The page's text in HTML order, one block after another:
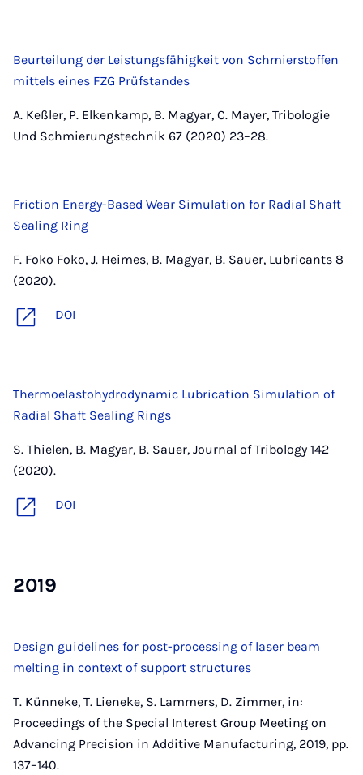
Beurteilung der Leistungsfähigkeit von Schmierstoffen
mittels eines FZG Prüfstandes
A. Keßler, P. Elkenkamp, B. Magyar, C. Mayer, Tribologie
Und Schmierungstechnik 67 (2020) 23–28.
Friction Energy-Based Wear Simulation for Radial Shaft
Sealing Ring
F. Foko Foko, J. Heimes, B. Magyar, B. Sauer, Lubricants 8
(2020).
DOI
Thermoelastohydrodynamic Lubrication Simulation of
Radial Shaft Sealing Rings
S. Thielen, B. Magyar, B. Sauer, Journal of Tribology 142
(2020).
DOI
2019
Design guidelines for post-processing of laser beam
melting in context of support structures
T. Künneke, T. Lieneke, S. Lammers, D. Zimmer, in:
Proceedings of the Special Interest Group Meeting on
Advancing Precision in Additive Manufacturing, 2019, pp.
137–140.